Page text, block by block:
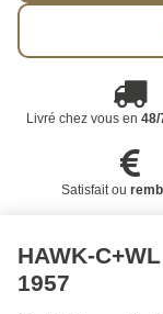
Livré chez vous en 48/
Satisfait ou
HAWK-
1957